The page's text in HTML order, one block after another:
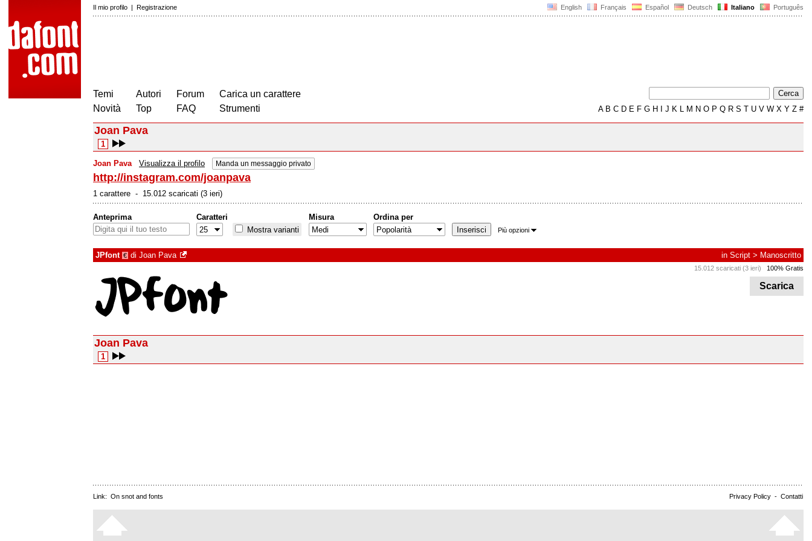
English Français Español Deutsch Italiano Português
Il mio profilo | Registrazione
Temi
Novità
Autori
Top
Forum
FAQ
Carica un carattere
Strumenti
AB C D E F G H J K L M N O P Q R S T U V W X Y Z #
Joan Pava
1
Joan Pava Visualizza il profilo Manda un messaggio privato
http://instagram.com/joanpava
1 carattere - 15.012 scaricati (3 ieri)
Anteprima
Caratteri
Mostra varianti
Misura Ordina per
Più opzioni
JPfont € di Joan Pava in Script > Manoscritto
15.012 scaricati (3 ieri) 100% Gratis
Scarica
Joan Pava
1
Privacy Policy - Contatti
Link: On snot and fonts